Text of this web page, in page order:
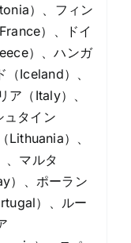
）、フィン
）、ドイ
）、ハンガ
Iceland）、
ア（Italy）、
ュタイン
Lithuania）、
、マルタ
）、ポーラン
）、ルー